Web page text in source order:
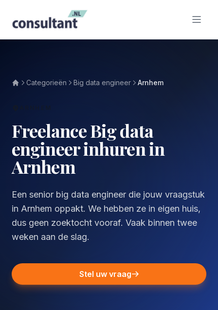
Categorieën Big data engineer Arnhem
Freelance Big data
engineer inhuren in
Arnhem
Een senior big data engineer die jouw vraagstuk
in Arnhem oppakt. We hebben ze in eigen huis,
dus geen zoektocht vooraf. Vaak binnen twee
weken aan de slag.
Stel uw vraag